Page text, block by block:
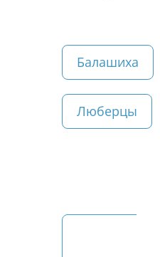
Балашиха
Люберцы